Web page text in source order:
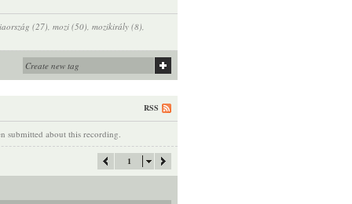
(27), mozi (50), mozikirály (8),
RSS
submitted about this recording.
1